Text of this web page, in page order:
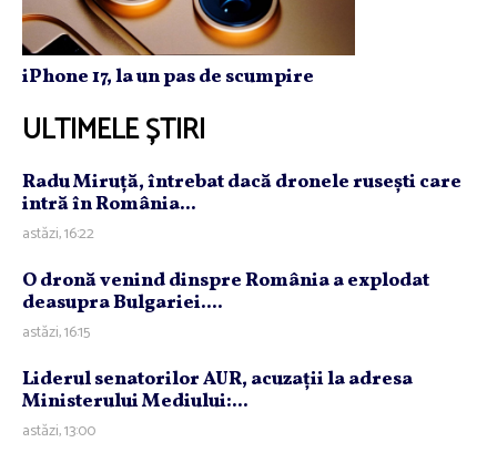
iPhone 17, la un pas de scumpire
ULTIMELE ȘTIRI
Radu Miruţă, întrebat dacă dronele ruseşti care
intră în România...
astăzi, 16:22
O dronă venind dinspre România a explodat
deasupra Bulgariei....
astăzi, 16:15
Liderul senatorilor AUR, acuzaţii la adresa
Ministerului Mediului:...
astăzi, 13:00